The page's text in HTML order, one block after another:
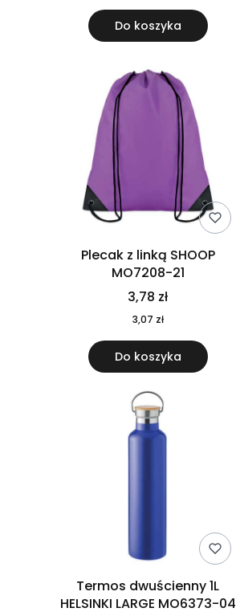
Do koszyka
Plecak z linką SHOOP
MO7208-21
3,78 zł
3,07 zł
Do koszyka
Termos dwuścienny 1L
HELSINKI LARGE MO6373-04